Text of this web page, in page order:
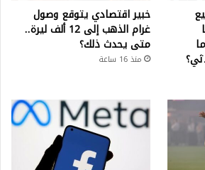
خبير اقتصادي يتوقع وصول
غرام الذهب إلى 12 ألف ليرة..
متى يحدث ذلك؟
منذ 16 ساعة